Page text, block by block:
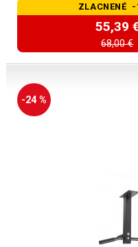
ZLACNENÉ -
55,39
68,00 €
-24 %